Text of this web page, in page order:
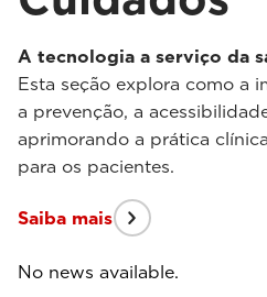
A tecnologia a serviço da
Esta seção explora como a
a prevenção, a
aprimorando a prática
para os pacientes.
Saiba mais
No news available.